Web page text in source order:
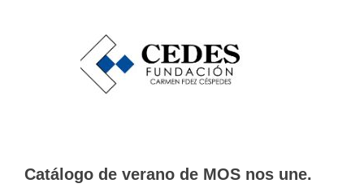
Catálogo de verano de MOS nos une.